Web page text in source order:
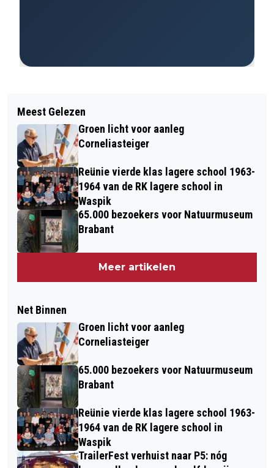
Meest Gelezen
Groen licht voor aanleg
Corneliasteiger
Reünie vierde klas lagere school 1963-
1964 van de RK lagere school in
Waspik
65.000 bezoekers voor Natuurmuseum
Brabant
Meer artikelen
Net Binnen
Groen licht voor aanleg
Corneliasteiger
65.000 bezoekers voor Natuurmuseum
Brabant
Reünie vierde klas lagere school 1963-
1964 van de RK lagere school in
Waspik
TrailerFest verhuist naar P5: nóg